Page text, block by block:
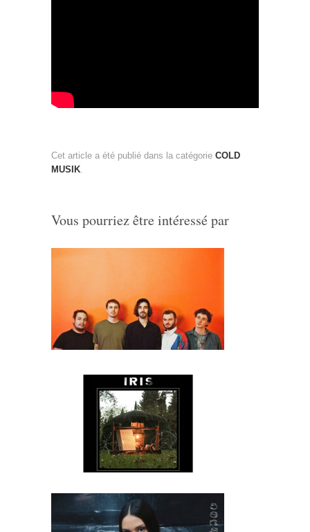
Cet article a été publié dans la catégorie COLD
MUSIK.
Vous pourriez être intéressé par